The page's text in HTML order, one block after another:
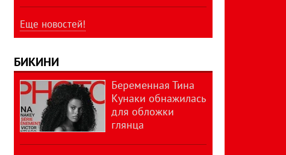
Еще новостей!
БИКИНИ
Беременная Тина
Кунаки обнажилась
для обложки
глянца